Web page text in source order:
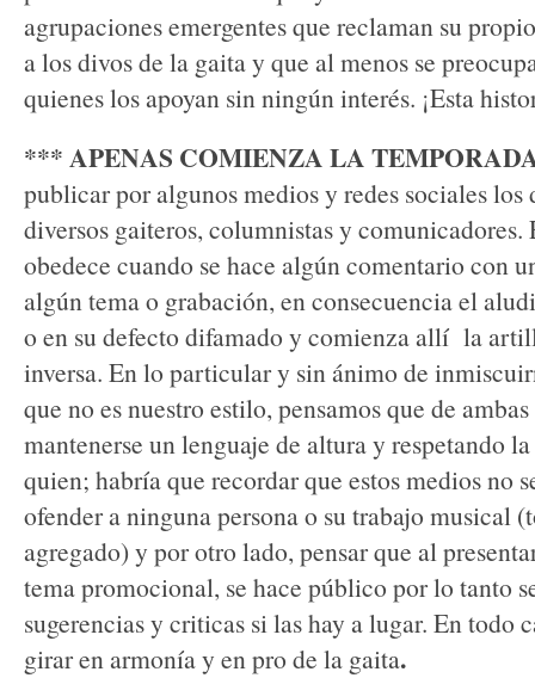
agrupaciones emergentes que reclaman su
a los divos de la gaita y que al menos se
quienes los apoyan sin ningún interés. ¡Esta
*** APENAS COMIENZA LA
publicar por algunos medios y redes sociales los
diversos gaiteros, columnistas y comunicadores.
obedece cuando se hace algún comentario con
algún tema o grabación, en consecuencia el
o en su defecto difamado y comienza allí la
inversa. En lo particular y sin ánimo de
que no es nuestro estilo, pensamos que de
mantenerse un lenguaje de altura y respetando
quien; habría que recordar que estos medios no
ofender a ninguna persona o su trabajo musical
agregado) y por otro lado, pensar que al
tema promocional, se hace público por lo tanto
sugerencias y criticas si las hay a lugar. En todo
girar en armonía y en pro de la gaita.